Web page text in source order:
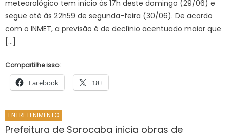
meteorológico tem início às 17h deste domingo (29/06) e
segue até às 22h59 de segunda-feira (30/06). De acordo
com o INMET, a previsão é de declínio acentuado maior que
[…]
Compartilhe isso:
Facebook 18+
ENTRETENIMENTO
Prefeitura de Sorocaba inicia obras de